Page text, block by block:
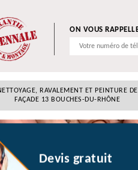
ON VOUS
RAVALEMENT ET PEINTURE DE
FAÇADE 13 BOUCHES-DU-RHÔNE
Devis gratuit